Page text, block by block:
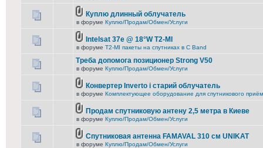
Куплю длинный облучатель
в форуме Куплю/Продам/Обмен/Услуги
Intelsat 37e @ 18°W T2-MI
в форуме T2-MI пакеты на спутниках в С Band
Треба допомога позиционер Strong V50
в форуме Куплю/Продам/Обмен/Услуги
Конвертер Inverto і старий облучатель
в форуме Комплектующее оборудование для спутникового
Продам спутниковую антену 2,5 метра в Киеве
в форуме Куплю/Продам/Обмен/Услуги
Спутниковая антенна FAMAVAL 310 см UNIKAT
в форуме Куплю/Продам/Обмен/Услуги